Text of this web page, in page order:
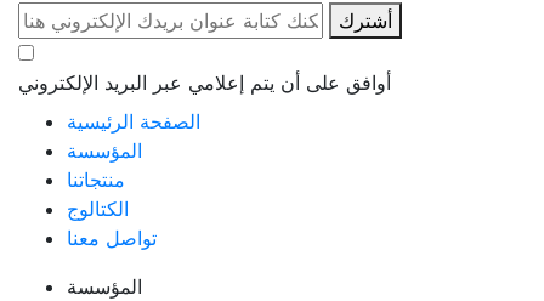
أشترك
أوافق على أن يتم إعلامي عبر البريد الإلكتروني
الصفحة الرئيسية
المؤسسة
منتجاتنا
الكتالوج
تواصل معنا
المؤسسة